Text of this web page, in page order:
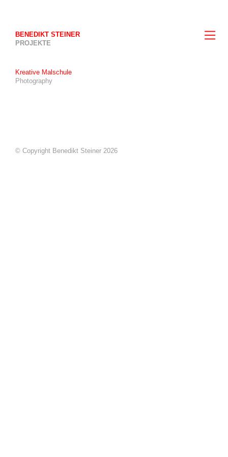
BENEDIKT STEINER
PROJEKTE
Kreative Malschule
Photography
© Copyright Benedikt Steiner 2026